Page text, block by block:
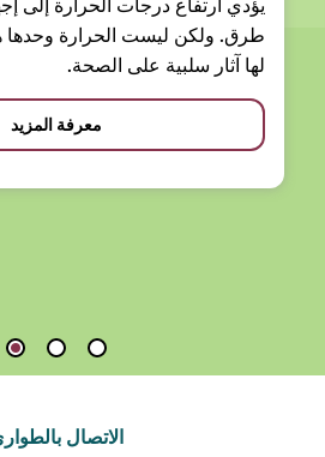
يؤدي ارتفاع درجات الحرارة إلى إجهاد
طرق. ولكن ليست الحرارة وحدها هي
لها آثار سلبية على الصحة.
معرفة المزيد
الاتصال بالطوارئ